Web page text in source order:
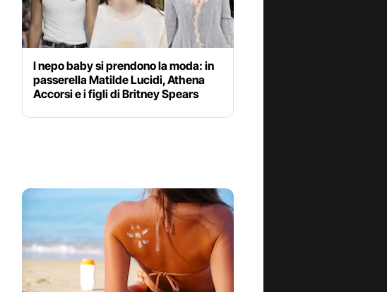
I nepo baby si prendono la moda: in
passerella Matilde Lucidi, Athena
Accorsi e i figli di Britney Spears